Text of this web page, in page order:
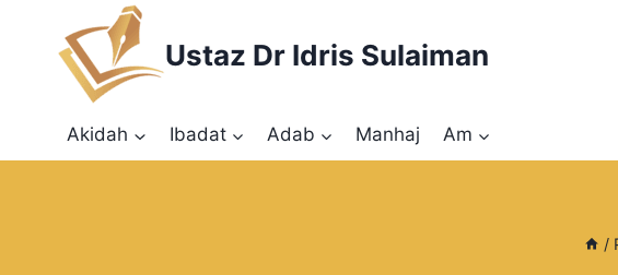
Ustaz Dr Idris Sulaiman
Akidah Ibadat Adab Manhaj Am
/